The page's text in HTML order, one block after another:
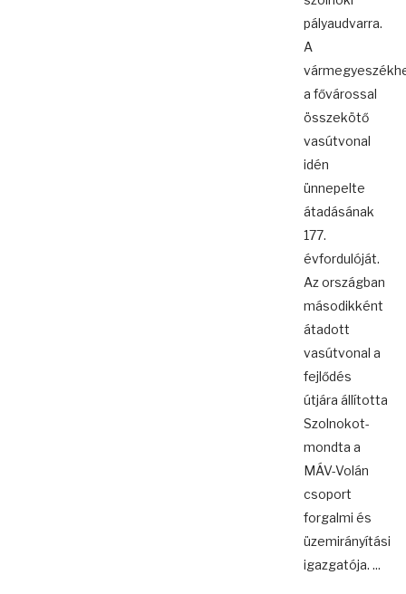
pályaudvarra.
A
a fővárossal
összekötő
vasútvonal
idén
ünnepelte
átadásának
177.
évfordulóját.
Az országban
másodikként
átadott
vasútvonal a
fejlődés
útjára állította
Szolnokot-
mondta a
MÁV-Volán
csoport
forgalmi és
üzemirányítási
igazgatója. ...